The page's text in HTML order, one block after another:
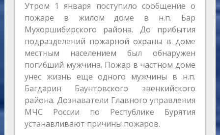
Утром 1 января поступило сообщение о
пожаре в жилом доме в н.п. Бар
Мухоршибирского района. До прибытия
подразделений пожарной охраны в доме
местным населением был обнаружен
погибший мужчина. Пожар в частном доме
унес жизнь еще одного мужчины в н.п.
Багдарин Баунтовского эвенкийского
района. Дознаватели Главного управления
МЧС России по Республике Бурятия
устанавливают причины пожаров.